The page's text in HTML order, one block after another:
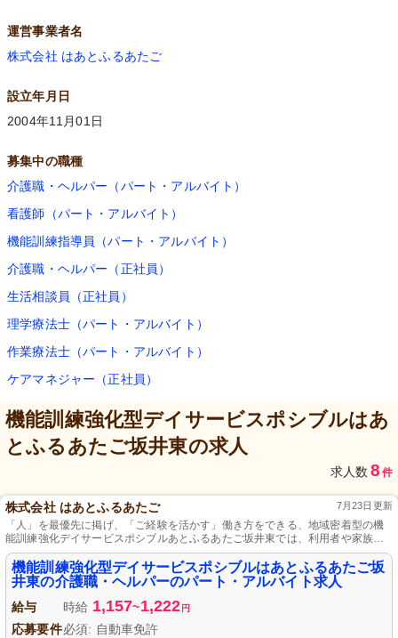
運営事業者名
株式会社 はあとふるあたご
設立年月日
2004年11月01日
募集中の職種
介護職・ヘルパー（パート・アルバイト）
看護師（パート・アルバイト）
機能訓練指導員（パート・アルバイト）
介護職・ヘルパー（正社員）
生活相談員（正社員）
理学療法士（パート・アルバイト）
作業療法士（パート・アルバイト）
ケアマネジャー（正社員）
機能訓練強化型デイサービスポシブルはあ
とふるあたご坂井東の求人
求人数 8 件
株式会社 はあとふるあたご 7月23日更新
「人」を最優先に掲げ、「ご経験を活かす」働き方をできる、地域密着型の機
能訓練強化デイサービスポシブルあとふるあたご坂井東では、利用者や家族を
笑顔にするサポートを行い、賞与や資格手当で働く社員も幸せにする環境が整
っています。
機能訓練強化型デイサービスポシブルはあとふるあたご坂
井東の介護職・ヘルパーのパート・アルバイト求人
給与 時給 1,157~1,222 円
応募要件必須: 自動車免許